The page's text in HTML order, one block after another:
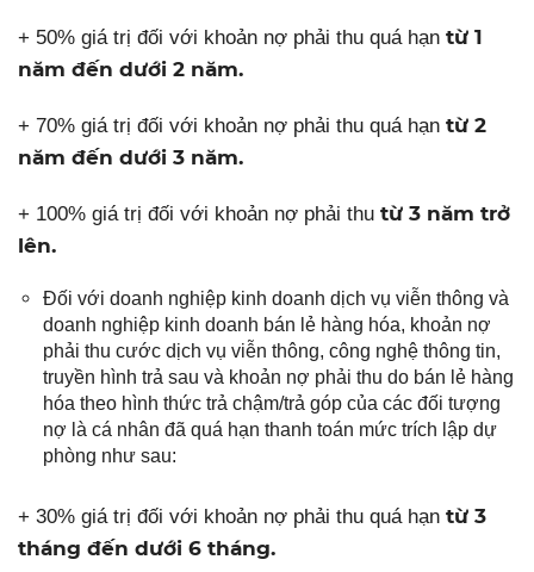
+ 50% giá trị đối với khoản nợ phải thu quá hạn từ 1
năm đến dưới 2 năm.
+ 70% giá trị đối với khoản nợ phải thu quá hạn từ 2
năm đến dưới 3 năm.
+ 100% giá trị đối với khoản nợ phải thu từ 3 năm trở
lên.
Đối với doanh nghiệp kinh doanh dịch vụ viễn thông và
doanh nghiệp kinh doanh bán lẻ hàng hóa, khoản nợ
phải thu cước dịch vụ viễn thông, công nghệ thông tin,
truyền hình trả sau và khoản nợ phải thu do bán lẻ hàng
hóa theo hình thức trả chậm/trả góp của các đối tượng
nợ là cá nhân đã quá hạn thanh toán mức trích lập dự
phòng như sau:
+ 30% giá trị đối với khoản nợ phải thu quá hạn từ 3
tháng đến dưới 6 tháng.